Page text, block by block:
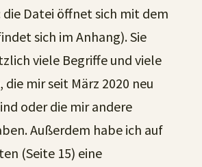
die Datei öffnet sich mit dem
sich im Anhang). Sie
viele Begriffe und viele
die mir seit März 2020 neu
oder die mir andere
Außerdem habe ich auf
(Seite 15) eine